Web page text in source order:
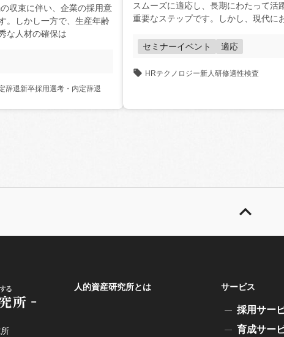
。しかし一方で、生産年齢
な人材の確保は
辞退新卒採用選考・内定辞退
スムーズに適応し、長期にわたって活
重要なステップです。しかし、現代に
セミナーイベント 適応
HRテクノロジー新人研修適性検査
人的資産研究所とは サービス
採用サー
育成サー